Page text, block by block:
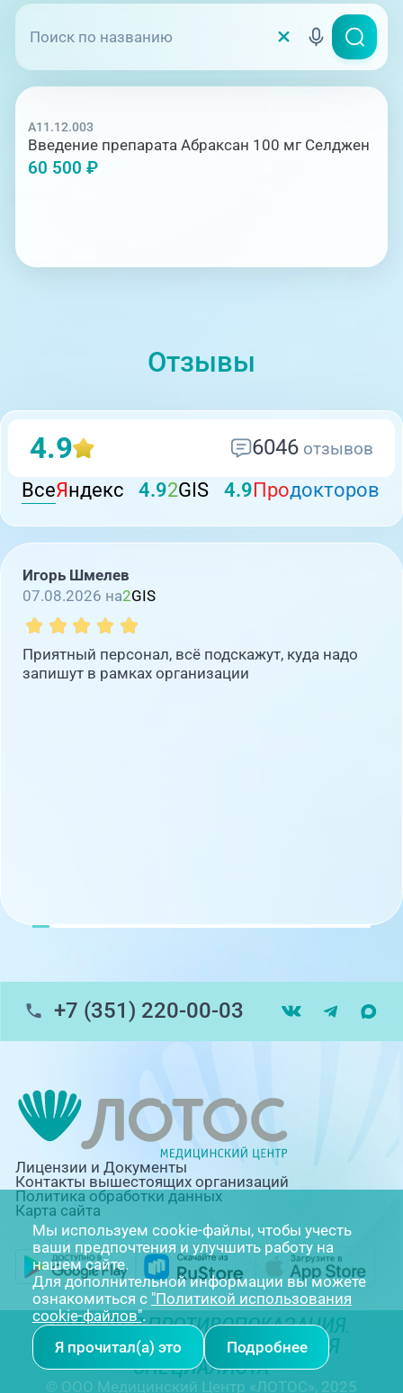
A11.12.003
Введение препарата Абраксан 100 мг Селджен
60 500 ₽
Отзывы
4.9 6046отзывов
ВсеЯндекс 4.92GIS 4.9Продокторов
Игорь Шмелев
07.08.2026 на2GIS
Приятный персонал, всё подскажут, куда надо
запишут в рамках организации
+7 (351) 220-00-03
Лицензии и Документы
Контакты вышестоящих организаций
Политика обработки данных
Карта сайта
ИМЕЮТСЯ ПРОТИВОПОКАЗАНИЯ.
НЕОБХОДИМА КОНСУЛЬТАЦИЯ
СПЕЦИАЛИСТА
© ООО Медицинский Центр «ЛОТОС», 2025
Мы используем cookie-файлы, чтобы учесть
ваши предпочтения и улучшить работу на
нашем сайте.
Для дополнительной информации вы можете
ознакомиться с "Политикой использования
cookie-файлов".
Я прочитал(а) это
Подробнее